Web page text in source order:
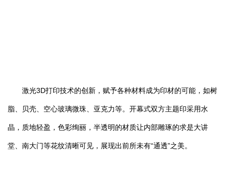
激光3D打印技术的创新，赋予各种材料成为印材的可能，如树
脂、贝壳、空心玻璃微珠、亚克力等。开幕式双方主题印采用水
晶，质地轻盈，色彩绚丽，半透明的材质让内部雕琢的求是大讲
堂、南大门等花纹清晰可见，展现出前所未有“通透”之美。